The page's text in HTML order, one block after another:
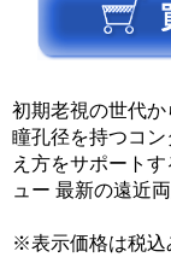
初期老視の世代
瞳孔径を持つコ
え方をサポート
ュー 最新の遠近
※表示価格は税込